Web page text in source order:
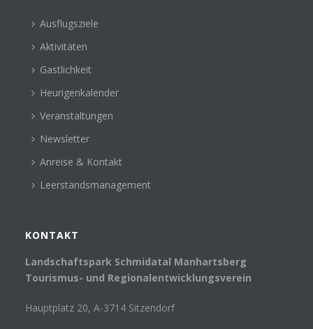
Ausflugsziele
Aktivitäten
Gastlichkeit
Heurigenkalender
Veranstaltungen
Newsletter
Anreise & Kontakt
Leerstandsmanagement
KONTAKT
Landschaftspark Schmidatal Manhartsberg
Tourismus- und Regionalentwicklungsverein
Hauptplatz 20, A-3714 Sitzendorf